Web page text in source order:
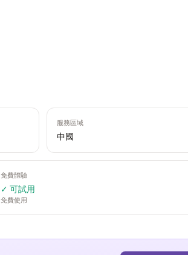
服務區域
中國
免費體驗
✓ 可試用
免費使用